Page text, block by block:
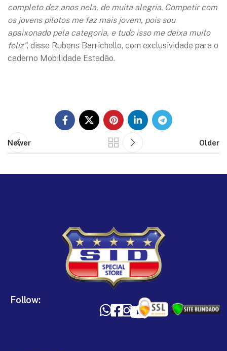
completo dez anos nela, de muita alegria. Competir com
os jovens pilotos me faz mais jovem, pois sou
apaixonado pela categoria, e tudo isso me deixa muito
feliz”, disse Rubens Barrichello, com exclusividade para o
caderno Mobilidade Estadão.
Newer Older
Follow: